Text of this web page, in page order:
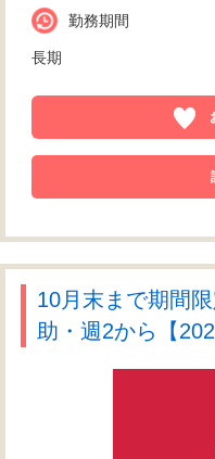
勤務期間
長期
10月末まで期間
助・週2から【